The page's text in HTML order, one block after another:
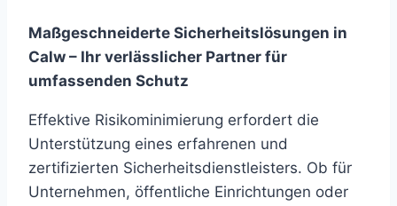
Maßgeschneiderte Sicherheitslösungen in
Calw – Ihr verlässlicher Partner für
umfassenden Schutz
Effektive Risikominimierung erfordert die
Unterstützung eines erfahrenen und
zertifizierten Sicherheitsdienstleisters. Ob für
Unternehmen, öffentliche Einrichtungen oder